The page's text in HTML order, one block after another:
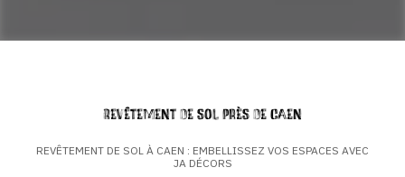
Revêtement de sol près de Caen
REVÊTEMENT DE SOL À CAEN : EMBELLISSEZ VOS ESPACES AVEC
JA DÉCORS